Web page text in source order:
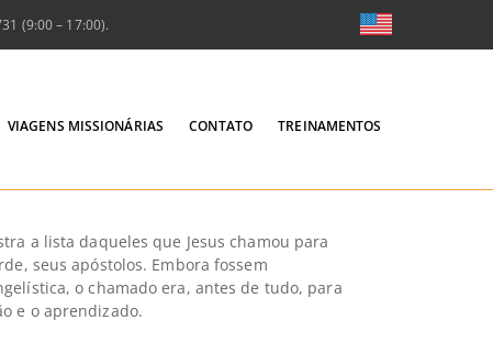
(9:00 – 17:00).
VIAGENS MISSIONÁRIAS CONTATO TREINAMENTOS
a lista daqueles que Jesus chamou para
seus apóstolos. Embora fossem
o chamado era, antes de tudo, para
e o aprendizado.